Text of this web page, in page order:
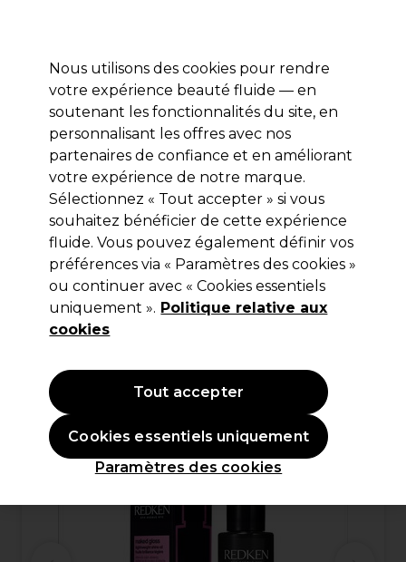
Se connecter
Marques Bons plans Coiffure Electro et Matériel
Livraison et délais
lire la suite
Redken
Redken Acidic Color Gloss Naked
Gloss Huile Brillance Légère 100ml
(0)
26,80 €Hors TVA
Nous utilisons des cookies pour rendre
votre expérience beauté fluide — en
soutenant les fonctionnalités du site, en
personnalisant les offres avec nos
partenaires de confiance et en améliorant
votre expérience de notre marque.
Sélectionnez « Tout accepter » si vous
souhaitez bénéficier de cette expérience
fluide. Vous pouvez également définir vos
préférences via « Paramètres des cookies »
ou continuer avec « Cookies essentiels
uniquement ». Politique relative aux
cookies
Paramètres des cookies
Cookies essentiels uniquement
Tout accepter